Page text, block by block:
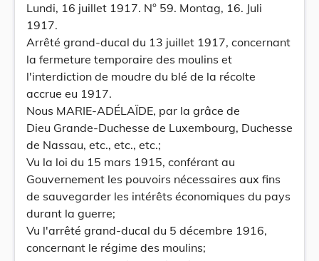
Lundi, 16 juillet 1917. N° 59. Montag, 16. Juli
1917.
Arrêté grand-ducal du 13 juillet 1917, concernant
la fermeture temporaire des moulins et
l'interdiction de moudre du blé de la récolte
accrue eu 1917.
Nous MARIE-ADÉLAÏDE, par la grâce de
Dieu Grande-Duchesse de Luxembourg, Duchesse
de Nassau, etc., etc., etc.;
Vu la loi du 15 mars 1915, conférant au
Gouvernement les pouvoirs nécessaires aux fins
de sauvegarder les intérêts économiques du pays
durant la guerre;
Vu l'arrêté grand-ducal du 5 décembre 1916,
concernant le régime des moulins;